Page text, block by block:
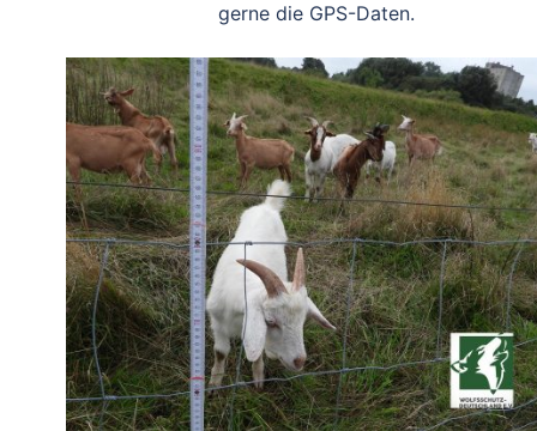
gerne die GPS-Daten.